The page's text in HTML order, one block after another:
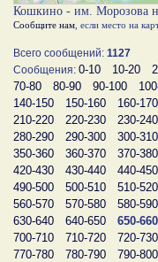
Кошкино - им. Морозова
Сообщите нам , если место на
Всего сообщений: 1127
Сообщения: 0-10 10-20
70-80
80-90 90-100
140-150
150-160 160-170
210-220
220-230 230-240
280-290
290-300 300-310
350-360
360-370 370-380
420-430
430-440 440-450
490-500
500-510 510-520
560-570
570-580 580-590
630-640
640-650 650-660
700-710
710-720 720-730
770-780
780-790 790-800